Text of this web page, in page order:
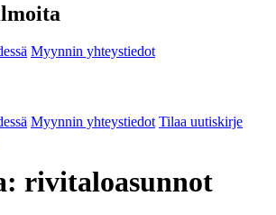
Myynnin yhteystiedot
Myynnin yhteystiedot Tilaa uutiskirje
rivitaloasunnot